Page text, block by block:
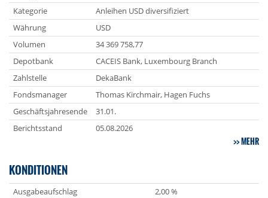
Kategorie
Anleihen USD diversifiziert
Währung
USD
Volumen
34 369 758,77
Depotbank
CACEIS Bank, Luxembourg Branch
Zahlstelle
DekaBank
Fondsmanager
Thomas Kirchmair, Hagen Fuchs
Geschäftsjahresende
31.01.
Berichtsstand
05.08.2026
MEHR
KONDITIONEN
Ausgabeaufschlag
2,00 %